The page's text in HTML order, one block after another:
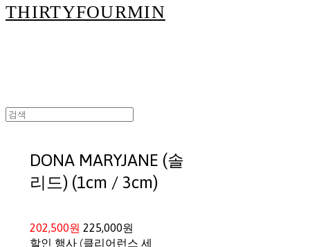
THIRTYFOURMIN
DONA MARYJANE (솔
리드) (1cm / 3cm)
202,500원 225,000원
할인 행사 (클리어런스 세